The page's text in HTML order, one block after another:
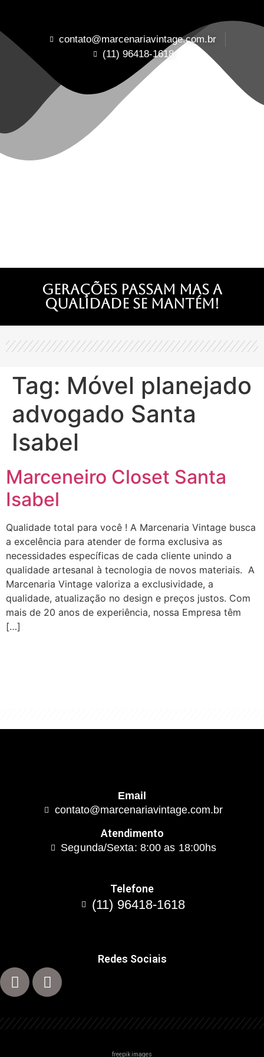
contato@marcenariavintage.com.br
(11) 96418-1618
Gerações passam mas a
qualidade se mantém!
Tag: Móvel planejado
advogado Santa
Isabel
Marceneiro Closet Santa
Isabel
Qualidade total para você ! A Marcenaria Vintage busca
a excelência para atender de forma exclusiva as
necessidades específicas de cada cliente unindo a
qualidade artesanal à tecnologia de novos materiais. A
Marcenaria Vintage valoriza a exclusividade, a
qualidade, atualização no design e preços justos. Com
mais de 20 anos de experiência, nossa Empresa têm
[…]
Email
contato@marcenariavintage.com.br
Atendimento
Segunda/Sexta: 8:00 as 18:00hs
Telefone
(11) 96418-1618
Redes Sociais
freepik images